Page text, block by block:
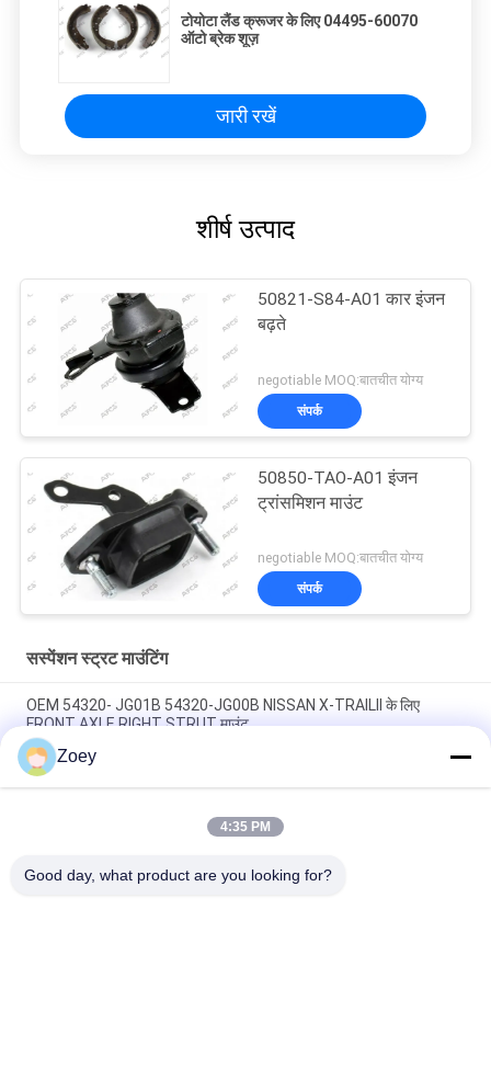
टोयोटा लैंड क्रूजर के लिए 04495-60070
ऑटो ब्रेक शूज़
जारी रखें
शीर्ष उत्पाद
50821-S84-A01 कार इंजन
बढ़ते
negotiable MOQ:बातचीत योग्य
संपर्क
50850-TAO-A01 इंजन
ट्रांसमिशन माउंट
negotiable MOQ:बातचीत योग्य
संपर्क
सस्पेंशन स्ट्रट माउंटिंग
OEM 54320- JG01B 54320-JG00B NISSAN X-TRAILII के लिए
FRONT AXLE RIGHT STRUT माउंट
OEM 54610-37100 54610-26000 हुंडई सांता फे बेस मॉडल के लिए फ्रंट
एक्सल स्ट्रट माउंट
48609-02220 48609-20500 टोयोटा कोरोला सेलन के लिए फ्रंट एक्सल राइट
Zoey
4:35 PM
Good day, what product are you looking for?